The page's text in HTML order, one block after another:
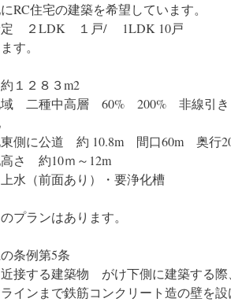
RC住宅の建築を希望しています。
定 ２LDK １戸/ 1LDK 10戸
す。
１２８３m2
域 二種中高層 60% 200% 非線引
側に公道 約 10.8m 間口60m 奥行
さ 約10ｍ～12m
水（前面あり）・要浄化槽
プランはあります。
条例第5条
接する建築物 がけ下側に建築する際
ラインまで鉄筋コンクリート造の壁を